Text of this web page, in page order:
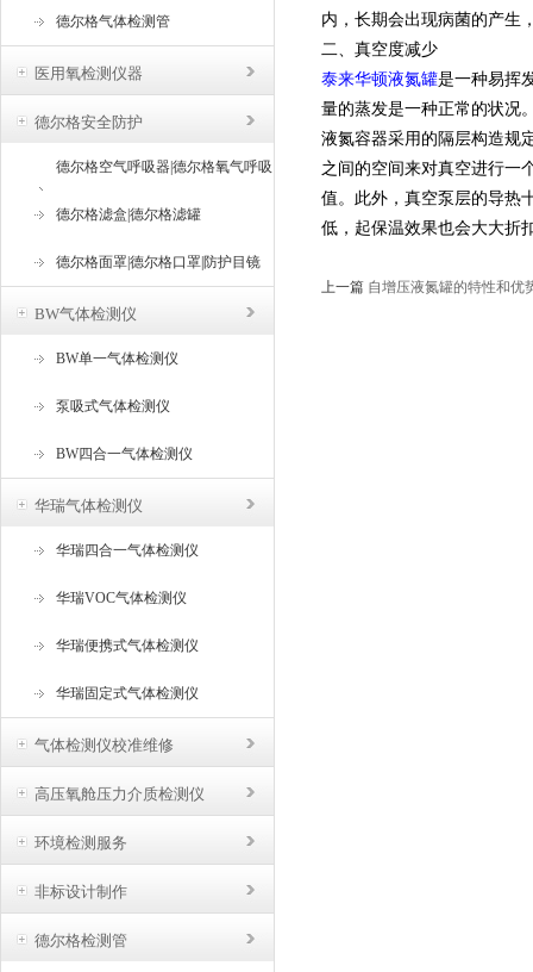
德尔格气体检测管
医用氧检测仪器
德尔格安全防护
德尔格空气呼吸器|德尔格氧气呼吸
器
德尔格滤盒|德尔格滤罐
德尔格面罩|德尔格口罩|防护目镜
BW气体检测仪
BW单一气体检测仪
泵吸式气体检测仪
BW四合一气体检测仪
华瑞气体检测仪
华瑞四合一气体检测仪
华瑞VOC气体检测仪
华瑞便携式气体检测仪
华瑞固定式气体检测仪
气体检测仪校准维修
高压氧舱压力介质检测仪
环境检测服务
非标设计制作
德尔格检测管
内，长期会出现病菌的产生
二、真空度减少
泰来华顿液氮罐是一种易挥
量的蒸发是一种正常的状况
液氮容器采用的隔层构造规
之间的空间来对真空进行一
值。此外，真空泵层的导热
低，起保温效果也会大大折
上一篇 自增压液氮罐的特性和优